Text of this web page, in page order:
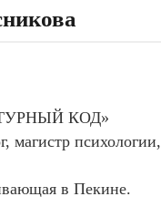
КОД»
магистр психологии,
в Пекине.